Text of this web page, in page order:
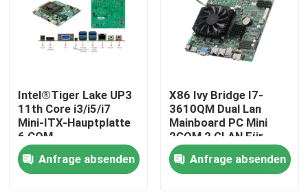
Startseite
Intel®Tiger Lake UP3
11th Core i3/i5/i7
Mini-ITX-Hauptplatte
6 COM
Anfrage absenden
X86 Ivy Bridge I7-
3610QM Dual Lan
Mainboard PC Mini
2COM 2 GLAN Für
Bank ATM
Anfrage absenden